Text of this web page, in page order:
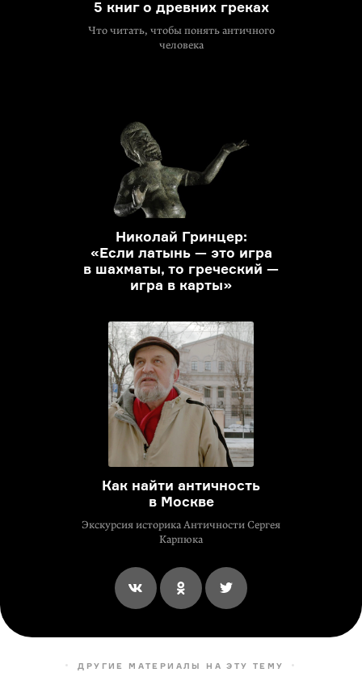
5 книг о древних греках
Что читать, чтобы понять античного
человека
Николай Гринцер:
«Если латынь — это игра
в шахматы, то греческий —
игра в карты»
Как найти античность
в Москве
Экскурсия историка Античности Сергея
Карпюка
ДРУГИЕ МАТЕРИАЛЫ НА ЭТУ ТЕМУ